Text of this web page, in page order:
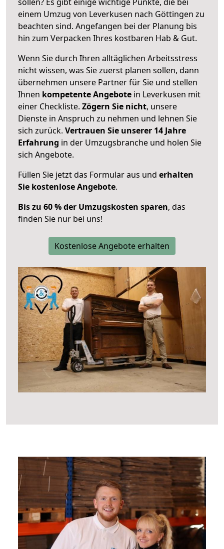
einem Umzug von Leverkusen nach Göttingen zu
beachten sind. Angefangen bei der Planung bis
hin zum Verpacken Ihres kostbaren Hab & Gut.
Wenn Sie durch Ihren alltäglichen Arbeitsstress
nicht wissen, was Sie zuerst planen sollen, dann
übernehmen unsere Partner für Sie und stellen
Ihnen kompetente Angebote in Leverkusen mit
einer Checkliste. Zögern Sie nicht, unsere
Dienste in Anspruch zu nehmen und lehnen Sie
sich zurück. Vertrauen Sie unserer 14 Jahre
Erfahrung in der Umzugsbranche und holen Sie
sich Angebote.
Füllen Sie jetzt das Formular aus und erhalten
Sie kostenlose Angebote.
Bis zu 60 % der Umzugskosten sparen, das
finden Sie nur bei uns!
Kostenlose Angebote erhalten